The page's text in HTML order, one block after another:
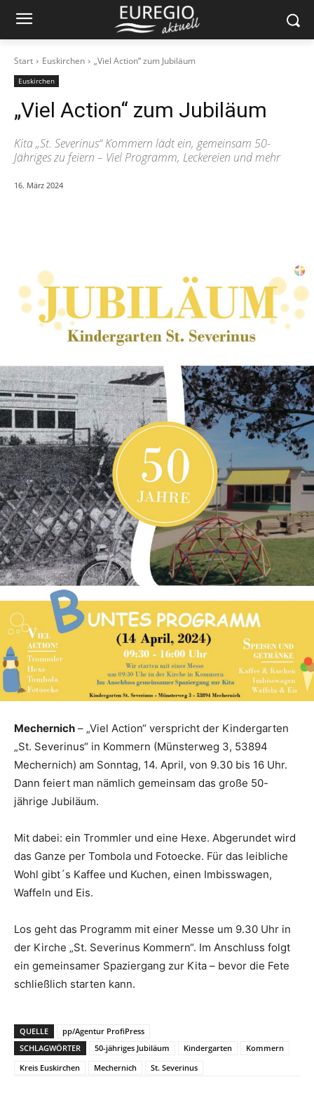
Start Euskirchen „Viel Action“ zum Jubiläum
Euskirchen
„Viel Action“ zum Jubiläum
Kita „St. Severinus“ Kommern lädt ein, gemeinsam 50-
Jähriges zu feiern – Viel Programm, Leckereien und mehr
16. März 2024
Mechernich – „Viel Action“ verspricht der Kindergarten
„St. Severinus“ in Kommern (Münsterweg 3, 53894
Mechernich) am Sonntag, 14. April, von 9.30 bis 16 Uhr.
Dann feiert man nämlich gemeinsam das große 50-
jährige Jubiläum.
Mit dabei: ein Trommler und eine Hexe. Abgerundet wird
das Ganze per Tombola und Fotoecke. Für das leibliche
Wohl gibt´s Kaffee und Kuchen, einen Imbisswagen,
Waffeln und Eis.
Los geht das Programm mit einer Messe um 9.30 Uhr in
der Kirche „St. Severinus Kommern“. Im Anschluss folgt
ein gemeinsamer Spaziergang zur Kita – bevor die Fete
schließlich starten kann.
QUELLE
pp/Agentur ProfiPress
SCHLAGWÖRTER
50-jähriges Jubiläum Kindergarten
Kommern
Kreis Euskirchen
Mechernich St. Severinus